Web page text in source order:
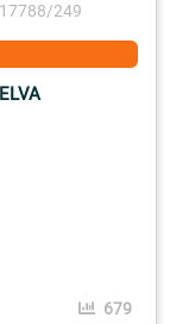
249
679